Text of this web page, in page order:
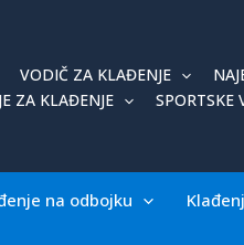
VODIČ ZA KLAĐENJE
ZA KLAĐENJE
SPORTSKE
na odbojku